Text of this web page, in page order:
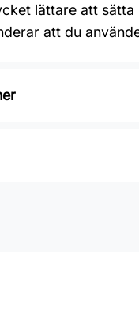
lättare att
att du
Midbec Tapeter